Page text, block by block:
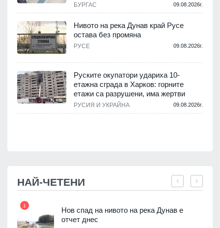
БУРГАС 09.08.2026г.
Нивото на река Дунав край Русе
остава без промяна
РУСЕ 09.08.2026г.
Руските окупатори удариха 10-
етажна сграда в Харков: горните
етажи са разрушени, има жертви
РУСИЯ И УКРАЙНА 09.08.2026г.
НАЙ-ЧЕТЕНИ
1
Нов спад на нивото на река Дунав е
отчет днес